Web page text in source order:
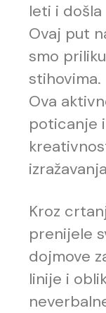
leti i
Ovaj put
smo
stihovima.
Ova
poticanje
Kroz
prenijele
dojmove
linije i